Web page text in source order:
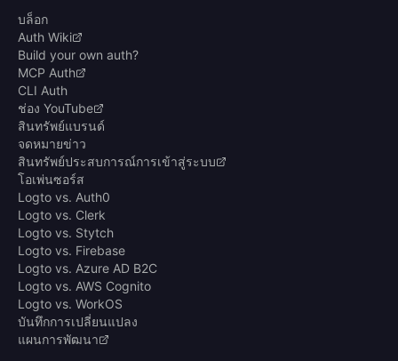
บล็อก
Auth Wiki
Build your own auth?
MCP Auth
CLI Auth
ช่อง YouTube
สินทรัพย์แบรนด์
จดหมายข่าว
สินทรัพย์ประสบการณ์การเข้าสู่ระบบ
โอเพ่นซอร์ส
Logto vs. Auth0
Logto vs. Clerk
Logto vs. Stytch
Logto vs. Firebase
Logto vs. Azure AD B2C
Logto vs. AWS Cognito
Logto vs. WorkOS
บันทึกการเปลี่ยนแปลง
แผนการพัฒนา